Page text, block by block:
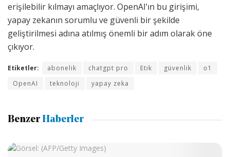
erişilebilir kılmayı amaçlıyor. OpenAI’ın bu girişimi,
yapay zekanın sorumlu ve güvenli bir şekilde
geliştirilmesi adına atılmış önemli bir adım olarak öne
çıkıyor.
Etiketler: abonelik chatgpt pro Etik güvenlik
o1
OpenAI
teknoloji yapay zeka
Benzer Haberler